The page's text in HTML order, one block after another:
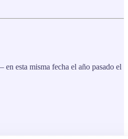
esta misma fecha el año pasado el